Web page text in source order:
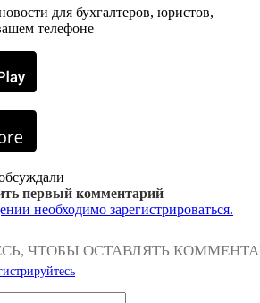
для бухгалтеров, юристов,
телефоне
первый комментарий
необходимо зарегистрироваться.
ЧТОБЫ ОСТАВЛЯТЬ